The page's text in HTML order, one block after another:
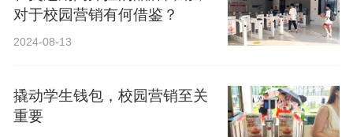
对于校园营销有何借鉴？
2024-08-13
撬动学生钱包，校园营销至关
重要